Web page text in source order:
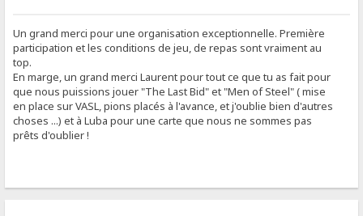
Un grand merci pour une organisation exceptionnelle. Première
participation et les conditions de jeu, de repas sont vraiment au
top.
En marge, un grand merci Laurent pour tout ce que tu as fait pour
que nous puissions jouer "The Last Bid" et "Men of Steel" ( mise
en place sur VASL, pions placés à l'avance, et j'oublie bien d'autres
choses ...) et à Luba pour une carte que nous ne sommes pas
prêts d'oublier !